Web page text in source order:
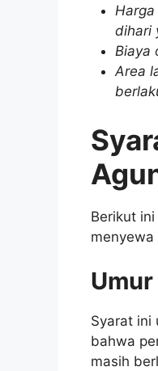
dihari
Biaya
Area
Berikut
Syarat ini
bahwa
masih